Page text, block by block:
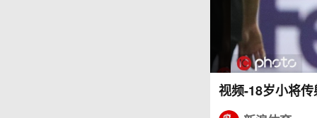
视频-18岁小将